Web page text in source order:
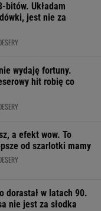
bitów. Układam
jest nie za
wydaję fortuny.
hit robię co
a efekt wow. To
od szarlotki mamy
dorastał w latach 90.
nie jest za słodka